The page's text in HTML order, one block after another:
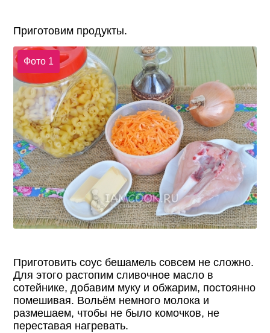
Приготовим продукты.
Фото 1
Приготовить соус бешамель совсем не сложно.
Для этого растопим сливочное масло в
сотейнике, добавим муку и обжарим, постоянно
помешивая. Вольём немного молока и
размешаем, чтобы не было комочков, не
переставая нагревать.